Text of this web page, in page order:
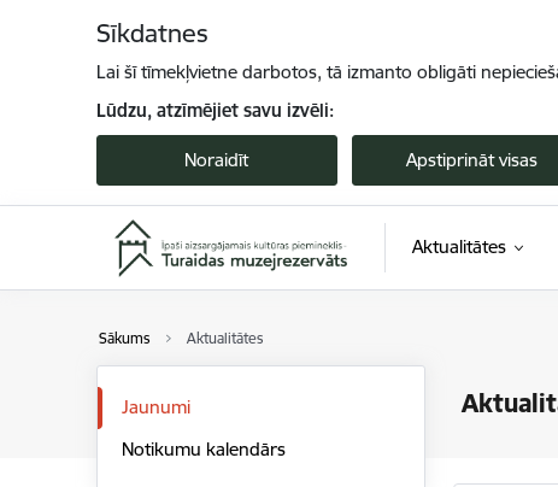
Sīkdatnes
Lai šī tīmekļvietne darbotos, tā izmanto obligāti
Lūdzu, atzīmējiet savu izvēli:
Noraidīt Apstiprināt visas
Aktualitātes
Sākums Aktualitātes
Jaunumi
Notikumu kalendārs